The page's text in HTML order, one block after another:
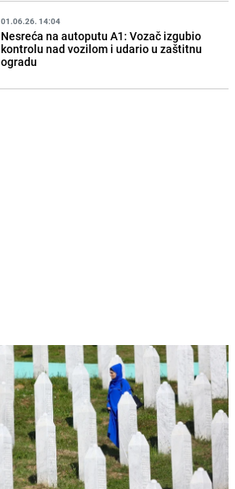
01.06.26. 14:04
Nesreća na autoputu A1: Vozač izgubio
kontrolu nad vozilom i udario u zaštitnu
ogradu